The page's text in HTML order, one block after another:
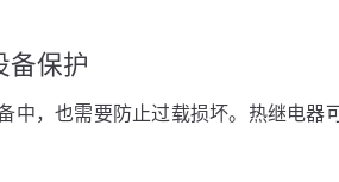
备保护
中，也需要防止过载损坏。热继电器